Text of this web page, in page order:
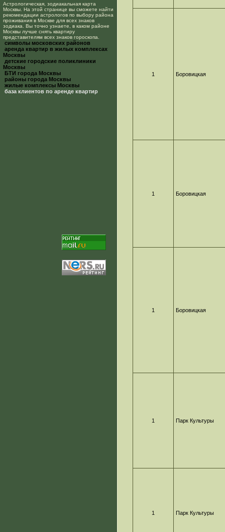
Астрологическая, зодиакальная карта
Москвы. На этой странице вы сможете найти
рекомендации астрологов по выбору района
проживания в Москве для всех знаков
зодиака. Вы точно узнаете, в каком районе
Москвы лучше снять квартиру
представителям всех знаков гороскопа.
cимволы московских районов
аренда квартир в жилых комплексах
Москвы
детские городские поликлиники
Москвы
БТИ города Москвы
районы города Москвы
жилые комплексы Москвы
база клиентов по аренде квартир
1 Боровицкая
1 Боровицкая
1 Боровицкая
1 Парк Культуры
1 Парк Культуры